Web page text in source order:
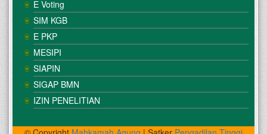
E Voting
SIM KGB
E PKP
MESIPI
SIAPIN
SIGAP BMN
IZIN PENELITIAN